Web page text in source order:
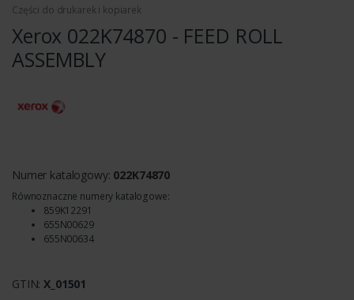
Części do drukarek i kopiarek
Xerox 022K74870 - FEED ROLL
ASSEMBLY
Numer katalogowy: 022K74870
Równoznaczne numery katalogowe:
859K12291
655N00629
655N00634
GTIN:X_01501